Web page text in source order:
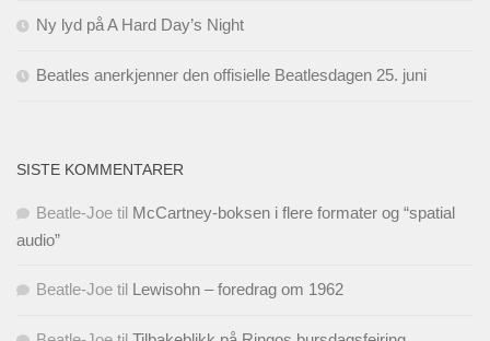
Ny lyd på A Hard Day’s Night
Beatles anerkjenner den offisielle Beatlesdagen 25. juni
SISTE KOMMENTARER
Beatle-Joe til McCartney-boksen i flere formater og “spatial
audio”
Beatle-Joe til Lewisohn – foredrag om 1962